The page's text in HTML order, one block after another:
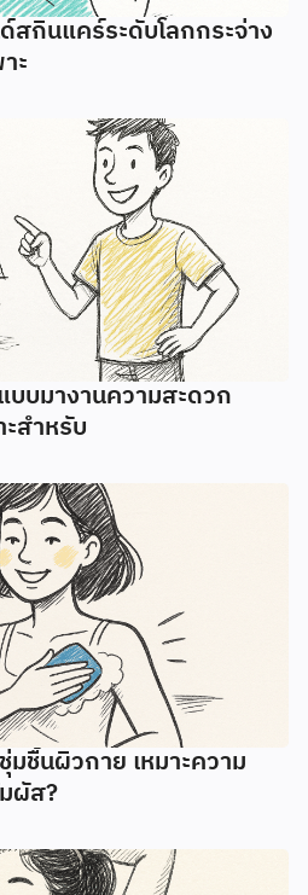
สกินแคร์ระดับโลกกระจ่าง
ะ
บมางานความสะดวก
สำหรับ
ชื้นผิวกาย เหมาะความ
ผัส?